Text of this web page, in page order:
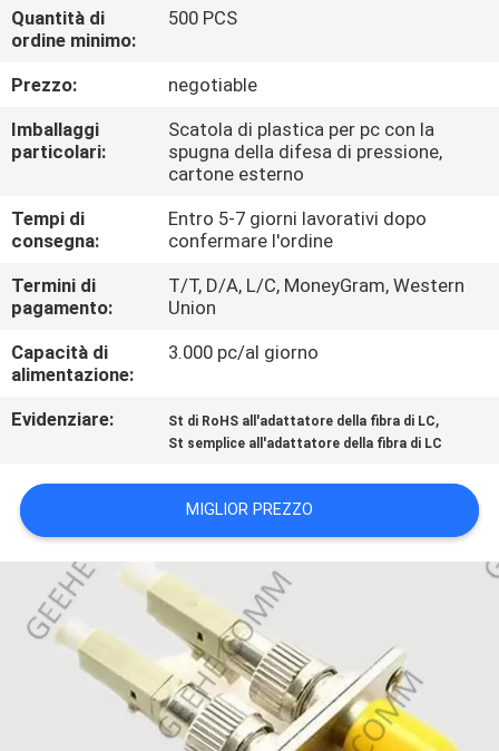
CONTROLLO
DI
QUALITÀ
CASI
MAPPA
SITO
PRIVACY
POLICY
Quantità di
ordine minimo:
500 PCS
Prezzo:
negotiable
Imballaggi
particolari:
Scatola di plastica per pc con la
spugna della difesa di pressione,
cartone esterno
Tempi di
consegna:
Entro 5-7 giorni lavorativi dopo
confermare l'ordine
Termini di
pagamento:
T/T, D/A, L/C, MoneyGram, Western
Union
Capacità di
alimentazione:
3.000 pc/al giorno
Evidenziare: St di RoHS all'adattatore della fibra di LC,
St semplice all'adattatore della fibra di LC
MIGLIOR PREZZO